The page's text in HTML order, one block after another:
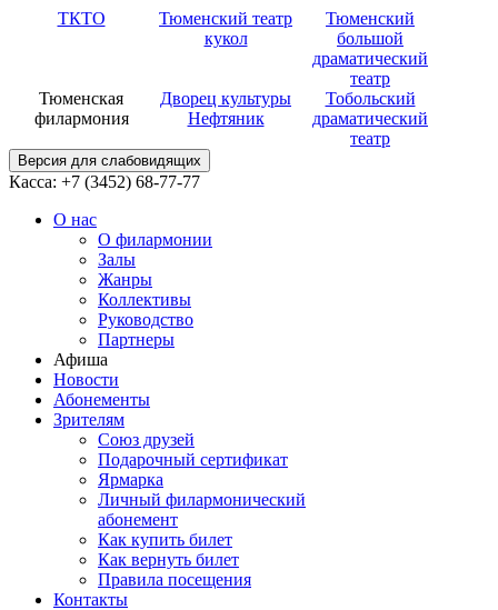
ТКТО
Тюменский театр
кукол
Тюменский
большой
драматический
театр
Тюменская
филармония
Дворец культуры
Нефтяник
Тобольский
драматический
театр
Версия для слабовидящих
Касса: +7 (3452) 68-77-77
О нас
О филармонии
Залы
Жанры
Коллективы
Руководство
Партнеры
Афиша
Новости
Абонементы
Зрителям
Союз друзей
Подарочный сертификат
Ярмарка
Личный филармонический
абонемент
Как купить билет
Как вернуть билет
Правила посещения
Контакты